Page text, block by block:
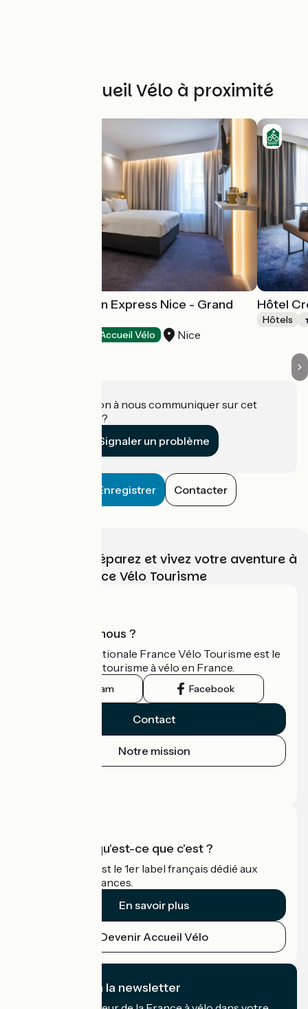
Autres Accueil Vélo à proximité
Hôtel Holiday Inn Express Nice - Grand
Accueil Vélo Nice
Hôtel
Hôtels
Une information à nous communiquer sur cet
établissement ?
Signaler un problème
Enregistrer Contacter
Choisissez, préparez et vivez votre aventure à
vélo avec France Vélo Tourisme
Qui sommes-nous ?
L'association nationale France Vélo Tourisme est le
guide officiel du tourisme à vélo en France.
Instagram Facebook
Contact
Notre mission
Accueil Vélo qu'est-ce que c'est ?
Accueil Vélo c'est le 1er label français dédié aux
cyclistes en vacances.
En savoir plus
Devenir Accueil Vélo
Je m'abonne à la newsletter